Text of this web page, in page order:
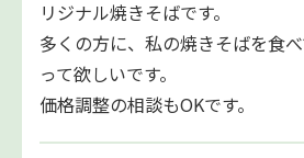
リジナル焼きそばです。
多くの方に、私の焼きそばを食
って欲しいです。
価格調整の相談もOKです。